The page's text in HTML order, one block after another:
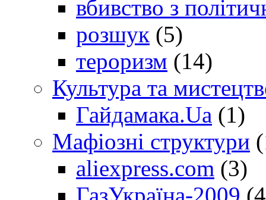
вбивство з
розшук (5)
тероризм (14)
Культура та
Гайдамака.Ua (1)
Мафіозні структури
aliexpress.com (3)
ГазУкраїна-2009